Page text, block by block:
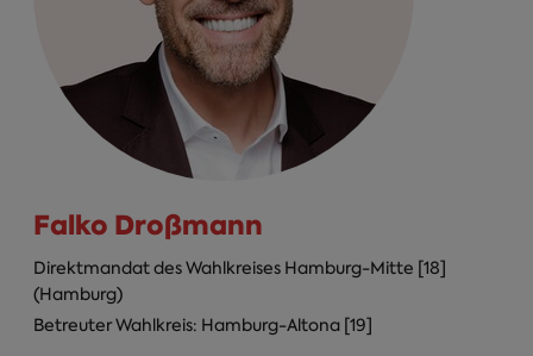
Falko Droßmann
Direktmandat des Wahlkreises Hamburg-Mitte [18]
(Hamburg)
Betreuter Wahlkreis: Hamburg-Altona [19]